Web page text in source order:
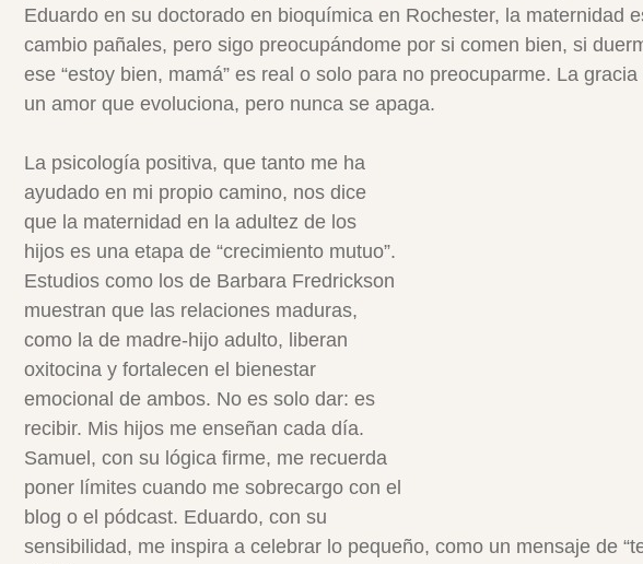
Eduardo en su doctorado en bioquímica en Rochester, la maternidad
cambio pañales, pero sigo preocupándome por si comen bien, si
ese “estoy bien, mamá” es real o solo para no preocuparme. La
un amor que evoluciona, pero nunca se apaga.
La psicología positiva, que tanto me ha
ayudado en mi propio camino, nos dice
que la maternidad en la adultez de los
hijos es una etapa de “crecimiento mutuo”.
Estudios como los de Barbara Fredrickson
muestran que las relaciones maduras,
como la de madre-hijo adulto, liberan
oxitocina y fortalecen el bienestar
emocional de ambos. No es solo dar: es
recibir. Mis hijos me enseñan cada día.
Samuel, con su lógica firme, me recuerda
poner límites cuando me sobrecargo con el
blog o el pódcast. Eduardo, con su
sensibilidad, me inspira a celebrar lo pequeño, como un mensaje de